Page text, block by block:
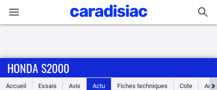
Accueil
HONDA S2000
Accueil Essais Avis Actu Fiches techniques Cote